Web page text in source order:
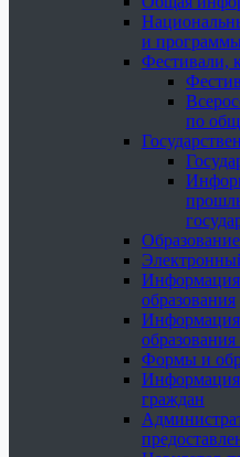
и
Фестивали,
по
Информация
образования
Информация
Формы и
Информация
граждан